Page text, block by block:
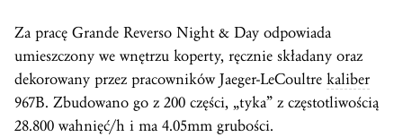
Za pracę Grande Reverso Night & Day odpowiada
umieszczony we wnętrzu koperty, ręcznie składany oraz
dekorowany przez pracowników Jaeger-LeCoultre kaliber
967B. Zbudowano go z 200 części, „tyka” z częstotliwością
28.800 wahnięć/h i ma 4.05mm grubości.